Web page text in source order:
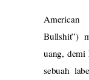
Bullshit”)
uang, demi
sebuah